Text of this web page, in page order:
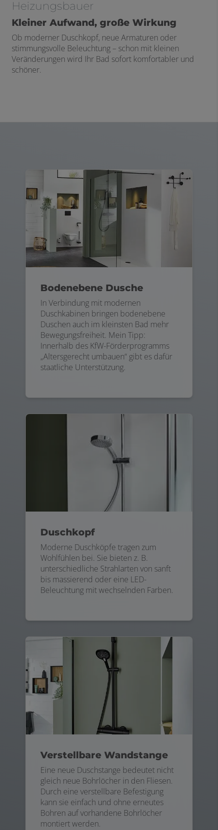
Heizungsbauer
Kleiner Aufwand, große Wirkung
Ob moderner Duschkopf, neue Armaturen oder
stimmungsvolle Beleuchtung – schon mit kleinen
Veränderungen wird Ihr Bad sofort komfortabler und
schöner.
Bodenebene Dusche
In Verbindung mit modernen
Duschkabinen bringen bodenebene
Duschen auch im kleinsten Bad mehr
Bewegungsfreiheit. Mein Tipp:
Innerhalb des KfW-Förderprogramms
„Altersgerecht umbauen“ gibt es dafür
staatliche Unterstützung.
Duschkopf
Moderne Duschköpfe tragen zum
Wohlfühlen bei. Sie bieten z. B.
unterschiedliche Strahlarten von sanft
bis massierend oder eine LED-
Beleuchtung mit wechselnden Farben.
Verstellbare Wandstange
Eine neue Duschstange bedeutet nicht
gleich neue Bohrlöcher in den Fliesen.
Durch eine verstellbare Befestigung
kann sie einfach und ohne erneutes
Bohren auf vorhandene Bohrlöcher
montiert werden.